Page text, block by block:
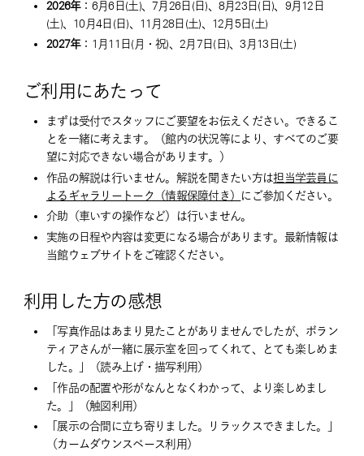
2026年：6月6日(土)、7月26日(日)、8月23日(日)、9月12日
(土)、10月4日(日)、11月28日(土)、12月5日(土)
2027年：1月11日(月・祝)、2月7日(日)、3月13日(土)
ご利用にあたって
まずは受付でスタッフにご要望をお伝えください。できるこ
とを一緒に考えます。（館内の状況等により、すべてのご要
望に対応できない場合があります。）
作品の解説は行いません。解説を聞きたい方は担当学芸員に
よるギャラリートーク（情報保障付き）
にご参加ください。
介助（車いすの操作など）は行いません。
実施の日程や内容は変更になる場合があります。最新情報は
当館ウェブサイトをご確認ください。
利用した方の感想
「写真作品はあまり見たことがありませんでしたが、ボラン
ティアさんが一緒に展示室を回ってくれて、とても楽しめま
した。」（読み上げ・描写利用）
「作品の配置や形がなんとなくわかって、より楽しめまし
た。」（触図利用）
「展示の合間に立ち寄りました。リラックスできました。」
（カームダウンスペース利用）